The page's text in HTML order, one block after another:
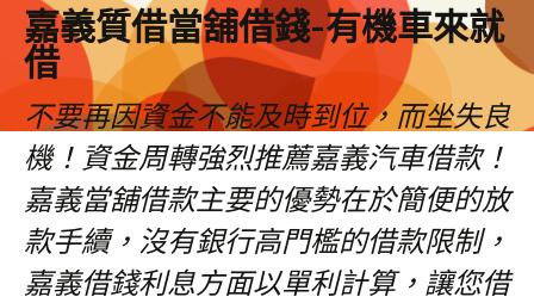
嘉義質借當舖借錢-有機車來就
借
不要再因資金不能及時到位，而坐失良
機！資金周轉強烈推薦嘉義汽車借款！
嘉義當舖借款主要的優勢在於簡便的放
款手續，沒有銀行高門檻的借款限制，
嘉義借錢利息方面以單利計算，讓您借